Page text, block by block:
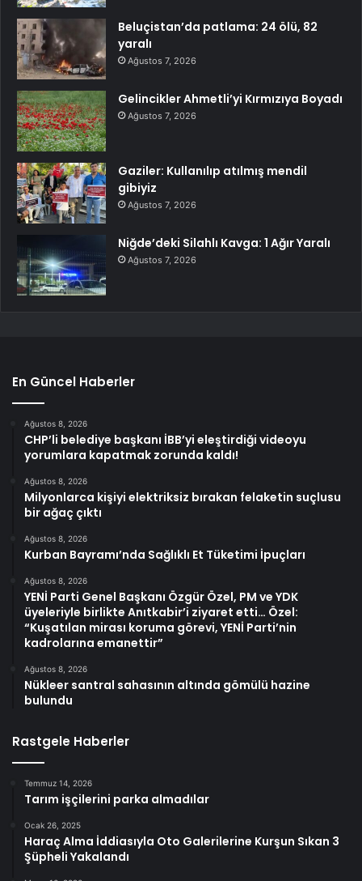
Beluçistan’da patlama: 24 ölü, 82
yaralı
Ağustos 7, 2026
Gelincikler Ahmetli’yi Kırmızıya Boyadı
Ağustos 7, 2026
Gaziler: Kullanılıp atılmış mendil
gibiyiz
Ağustos 7, 2026
Niğde’deki Silahlı Kavga: 1 Ağır Yaralı
Ağustos 7, 2026
En Güncel Haberler
Ağustos 8, 2026
CHP’li belediye başkanı İBB’yi eleştirdiği videoyu
yorumlara kapatmak zorunda kaldı!
Ağustos 8, 2026
Milyonlarca kişiyi elektriksiz bırakan felaketin suçlusu
bir ağaç çıktı
Ağustos 8, 2026
Kurban Bayramı’nda Sağlıklı Et Tüketimi İpuçları
Ağustos 8, 2026
YENİ Parti Genel Başkanı Özgür Özel, PM ve YDK
üyeleriyle birlikte Anıtkabir’i ziyaret etti… Özel:
“Kuşatılan mirası koruma görevi, YENİ Parti’nin
kadrolarına emanettir”
Ağustos 8, 2026
Nükleer santral sahasının altında gömülü hazine
bulundu
Rastgele Haberler
Temmuz 14, 2026
Tarım işçilerini parka almadılar
Ocak 26, 2025
Haraç Alma İddiasıyla Oto Galerilerine Kurşun Sıkan 3
Şüpheli Yakalandı